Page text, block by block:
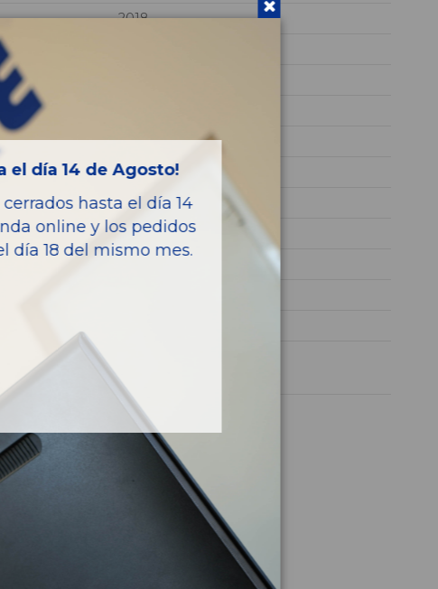
2018
NEGRO
Diesel
Longitude 4x4
140CV 103KW
el día 14 de Agosto!
hasta el día 14
online y los pedidos
día 18 del mismo mes.